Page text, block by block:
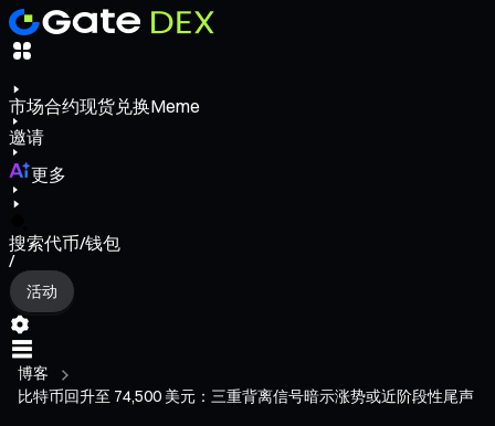
市场合约现货兑换Meme
邀请
更多
搜索代币/钱包
/
活动
博客
比特币回升至 74,500 美元：三重背离信号暗示涨势或近阶段性尾声